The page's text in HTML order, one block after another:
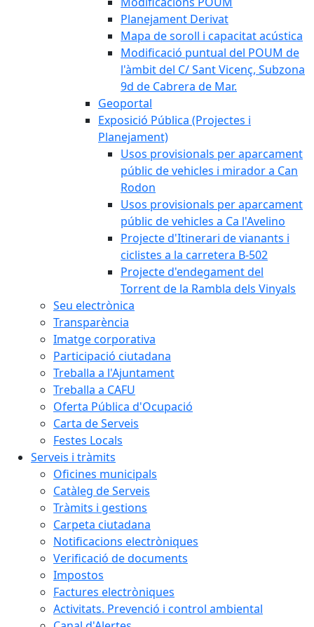
Planejament Derivat
Mapa de soroll i capacitat acústica
Modificació puntual del POUM de
l'àmbit del C/ Sant Vicenç, Subzona
9d de Cabrera de Mar.
Geoportal
Exposició Pública (Projectes i
Planejament)
Usos provisionals per aparcament
públic de vehicles i mirador a Can
Rodon
Usos provisionals per aparcament
públic de vehicles a Ca l'Avelino
Projecte d'Itinerari de vianants i
ciclistes a la carretera B-502
Projecte d'endegament del
Torrent de la Rambla dels Vinyals
Seu electrònica
Transparència
Imatge corporativa
Participació ciutadana
Treballa a l'Ajuntament
Treballa a CAFU
Oferta Pública d'Ocupació
Carta de Serveis
Festes Locals
Serveis i tràmits
Oficines municipals
Catàleg de Serveis
Tràmits i gestions
Carpeta ciutadana
Notificacions electròniques
Verificació de documents
Impostos
Factures electròniques
Activitats. Prevenció i control ambiental